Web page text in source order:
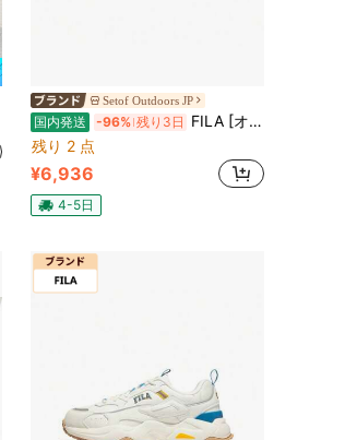
Setof Outdoors JP
国内発送 -96% 残り3日 FILA [オブエム]女性スニーカー1RM02053E-444レイフリード運動靴
残り 2 点
¥6,936
4-5日